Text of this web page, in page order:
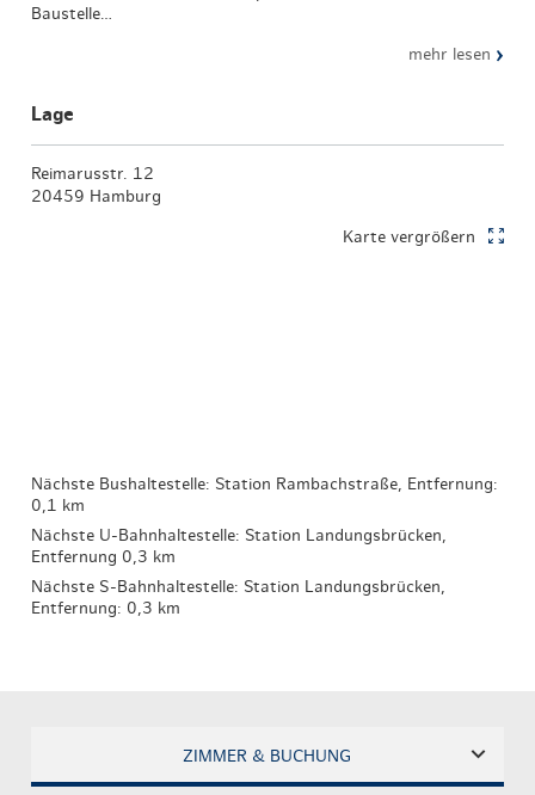
Baustelle…
mehr lesen ›
Lage
Reimarusstr. 12
20459 Hamburg
Karte vergrößern
Nächste Bushaltestelle: Station Rambachstraße, Entfernung:
0,1 km
Nächste U-Bahnhaltestelle: Station Landungsbrücken,
Entfernung 0,3 km
Nächste S-Bahnhaltestelle: Station Landungsbrücken,
Entfernung: 0,3 km
ZIMMER & BUCHUNG